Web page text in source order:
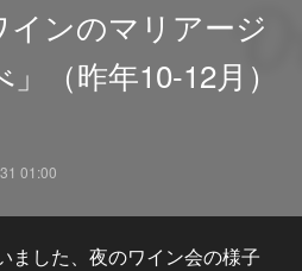
壮石の心 (Our Philosophy)
インのマリアージ
（昨年10-12月）
01:00
ました、夜のワイン会の様子